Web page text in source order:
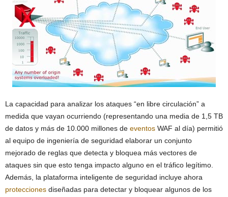
La capacidad para analizar los ataques “en libre circulación” a
medida que vayan ocurriendo (representando una media de 1,5 TB
de datos y más de 10.000 millones de eventos WAF al día) permitió
al equipo de ingeniería de seguridad elaborar un conjunto
mejorado de reglas que detecta y bloquea más vectores de
ataques sin que esto tenga impacto alguno en el tráfico legítimo.
Además, la plataforma inteligente de seguridad incluye ahora
protecciones diseñadas para detectar y bloquear algunos de los